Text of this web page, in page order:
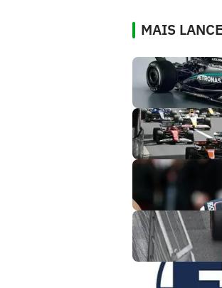
MAIS